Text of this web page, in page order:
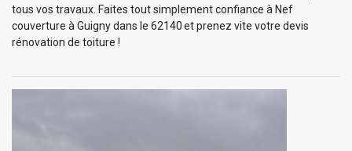
tous vos travaux. Faites tout simplement confiance à Nef
couverture à Guigny dans le 62140 et prenez vite votre devis
rénovation de toiture !